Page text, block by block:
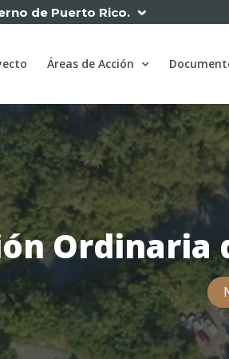
de Puerto Rico.
Áreas de Acción
Ordinaria